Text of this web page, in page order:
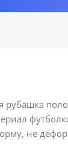
рубашка
не